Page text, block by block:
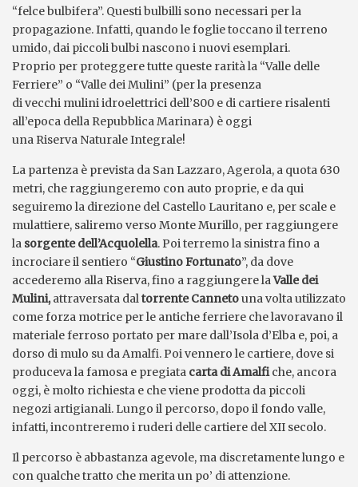
“felce bulbifera”. Questi bulbilli sono necessari per la
propagazione. Infatti, quando le foglie toccano il terreno
umido, dai piccoli bulbi nascono i nuovi esemplari.
Proprio per proteggere tutte queste rarità la “Valle delle
Ferriere” o “Valle dei Mulini” (per la presenza
di vecchi mulini idroelettrici dell’800 e di cartiere risalenti
all’epoca della Repubblica Marinara) è oggi
una Riserva Naturale Integrale!
La partenza è prevista da San Lazzaro, Agerola, a quota 630
metri, che raggiungeremo con auto proprie, e da qui
seguiremo la direzione del Castello Lauritano e, per scale e
mulattiere, saliremo verso Monte Murillo, per raggiungere
la sorgente dell’Acquolella. Poi terremo la sinistra fino a
incrociare il sentiero “Giustino Fortunato”, da dove
accederemo alla Riserva, fino a raggiungere laValle dei
Mulini, attraversata dal torrente Cannetouna volta utilizzato
come forza motrice per le antiche ferriere che lavoravano il
materiale ferroso portato per mare dall’Isola d’Elba e, poi, a
dorso di mulo su da Amalfi. Poi vennero le cartiere, dove si
produceva la famosa e pregiata carta di Amalfi che, ancora
oggi, è molto richiesta e che viene prodotta da piccoli
negozi artigianali. Lungo il percorso, dopo il fondo valle,
infatti, incontreremo i ruderi delle cartiere del XII secolo.
Il percorso è abbastanza agevole, ma discretamente lungo e
con qualche tratto che merita un po’ di attenzione.